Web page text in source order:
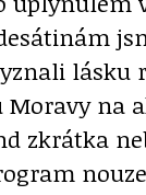
lásku
Moravy na
zkrátka